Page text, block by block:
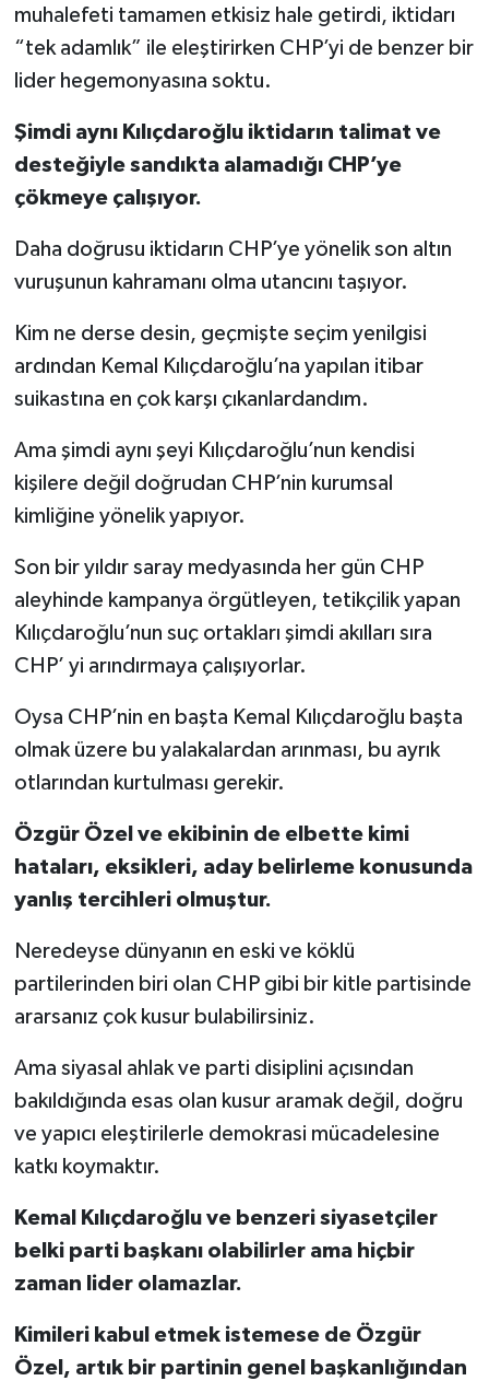
muhalefeti tamamen etkisiz hale getirdi, iktidarı
“tek adamlık” ile eleştirirken CHP’yi de benzer bir
lider hegemonyasına soktu.
Şimdi aynı Kılıçdaroğlu iktidarın talimat ve
desteğiyle sandıkta alamadığı CHP’ye
çökmeye çalışıyor.
Daha doğrusu iktidarın CHP’ye yönelik son altın
vuruşunun kahramanı olma utancını taşıyor.
Kim ne derse desin, geçmişte seçim yenilgisi
ardından Kemal Kılıçdaroğlu’na yapılan itibar
suikastına en çok karşı çıkanlardandım.
Ama şimdi aynı şeyi Kılıçdaroğlu’nun kendisi
kişilere değil doğrudan CHP’nin kurumsal
kimliğine yönelik yapıyor.
Son bir yıldır saray medyasında her gün CHP
aleyhinde kampanya örgütleyen, tetikçilik yapan
Kılıçdaroğlu’nun suç ortakları şimdi akılları sıra
CHP’ yi arındırmaya çalışıyorlar.
Oysa CHP’nin en başta Kemal Kılıçdaroğlu başta
olmak üzere bu yalakalardan arınması, bu ayrık
otlarından kurtulması gerekir.
Özgür Özel ve ekibinin de elbette kimi
hataları, eksikleri, aday belirleme konusunda
yanlış tercihleri olmuştur.
Neredeyse dünyanın en eski ve köklü
partilerinden biri olan CHP gibi bir kitle partisinde
ararsanız çok kusur bulabilirsiniz.
Ama siyasal ahlak ve parti disiplini açısından
bakıldığında esas olan kusur aramak değil, doğru
ve yapıcı eleştirilerle demokrasi mücadelesine
katkı koymaktır.
Kemal Kılıçdaroğlu ve benzeri siyasetçiler
belki parti başkanı olabilirler ama hiçbir
zaman lider olamazlar.
Kimileri kabul etmek istemese de Özgür
Özel, artık bir partinin genel başkanlığından